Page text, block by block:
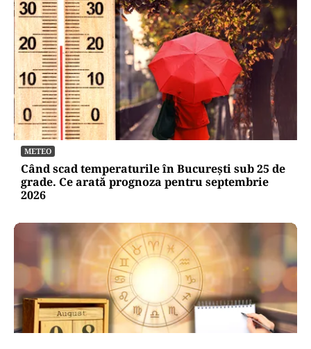
METEO
Când scad temperaturile în București sub 25 de
grade. Ce arată prognoza pentru septembrie
2026